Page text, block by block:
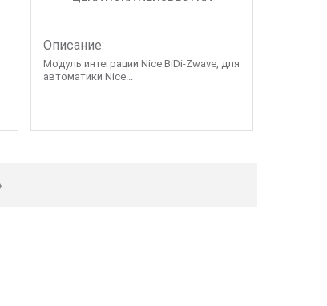
Описание:
Модуль интеграции Nice BiDi-Zwave, для
автоматики Nice...